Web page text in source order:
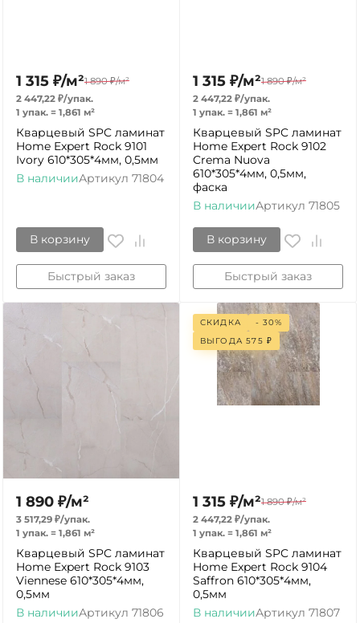
1 315 ₽/м²1 890 ₽/м²
2 447,22 ₽/упак.
1 упак. = 1,861 м²
Кварцевый SPC ламинат
Home Expert Rock 9101
Ivory 610*305*4мм, 0,5мм
В наличииАртикул 71804
В корзину
Быстрый заказ
1 315 ₽/м²1 890 ₽/м²
2 447,22 ₽/упак.
1 упак. = 1,861 м²
Кварцевый SPC ламинат
Home Expert Rock 9102
Crema Nuova
610*305*4мм, 0,5мм,
фаска
В наличииАртикул 71805
В корзину
Быстрый заказ
1 890 ₽/м²
3 517,29 ₽/упак.
1 упак. = 1,861 м²
Кварцевый SPC ламинат
Home Expert Rock 9103
Viennese 610*305*4мм,
0,5мм
В наличииАртикул 71806
СКИДКА
- 30%
ВЫГОДА575 ₽
1 315 ₽/м²1 890 ₽/м²
2 447,22 ₽/упак.
1 упак. = 1,861 м²
Кварцевый SPC ламинат
Home Expert Rock 9104
Saffron 610*305*4мм,
0,5мм
В наличииАртикул 71807